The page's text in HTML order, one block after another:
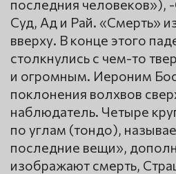
последния человеков»),
Суд, Ад и Рай. «Смерть»
вверху. В конце этого
столкнулись с чем-то
и огромным. Иероним
поклонения волхвов
наблюдатель. Четыре
по углам (тондо),
последние вещи»,
изображают смерть,